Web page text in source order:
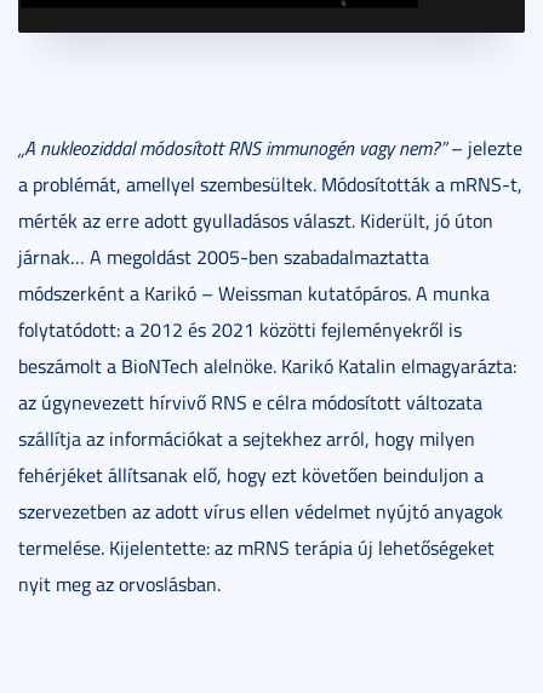
„A nukleoziddal módosított RNS immunogén vagy nem?”– jelezte
a problémát, amellyel szembesültek. Módosították a mRNS-t,
mérték az erre adott gyulladásos választ. Kiderült, jó úton
járnak… A megoldást 2005-ben szabadalmaztatta
módszerként a Karikó – Weissman kutatópáros. A munka
folytatódott: a 2012 és 2021 közötti fejleményekről is
beszámolt a BioNTech alelnöke. Karikó Katalin elmagyarázta:
az úgynevezett hírvivő RNS e célra módosított változata
szállítja az információkat a sejtekhez arról, hogy milyen
fehérjéket állítsanak elő, hogy ezt követően beinduljon a
szervezetben az adott vírus ellen védelmet nyújtó anyagok
termelése. Kijelentette: az mRNS terápia új lehetőségeket
nyit meg az orvoslásban.